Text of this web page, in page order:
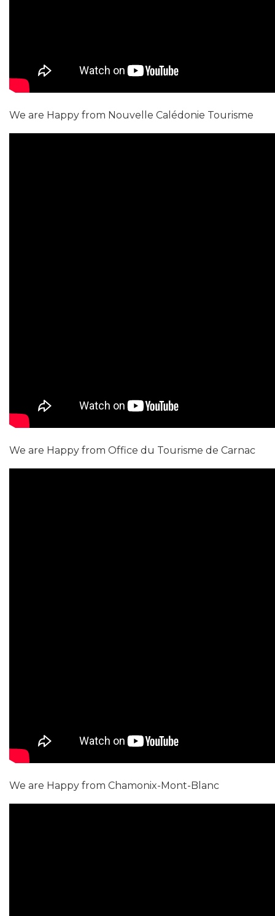
We are Happy from Nouvelle Calédonie Tourisme
We are Happy from Office du Tourisme de Carnac
We are Happy from Chamonix-Mont-Blanc